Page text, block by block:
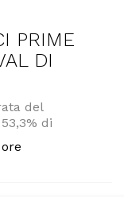
PRIME
DI
del
di